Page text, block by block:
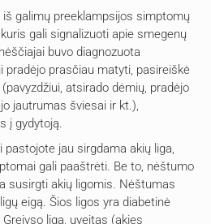
iš galimų preeklampsijos simptomų
gali signalizuoti apie smegenų
buvo diagnozuota
pradėjo prasčiau matyti, pasireiškė
atsirado dėmių, pradėjo
jautrumas šviesai ir kt.),
į gydytoją.
pastojote jau sirgdama akių liga,
gali paaštrėti. Be to, nėštumo
susirgti akių ligomis. Nėštumas
eigą. Šios ligos yra diabetinė
Greivso liga, uveitas (akies